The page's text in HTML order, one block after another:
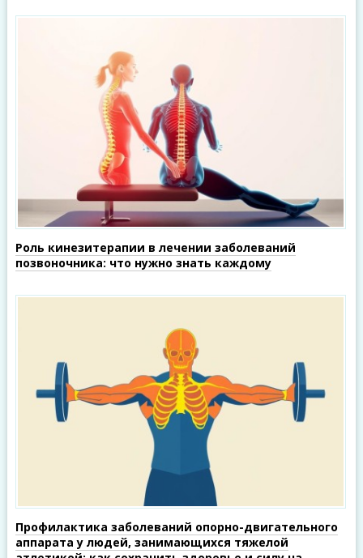
Роль кинезитерапии в лечении заболеваний
позвоночника: что нужно знать каждому
Профилактика заболеваний опорно-двигательного
аппарата у людей, занимающихся тяжелой